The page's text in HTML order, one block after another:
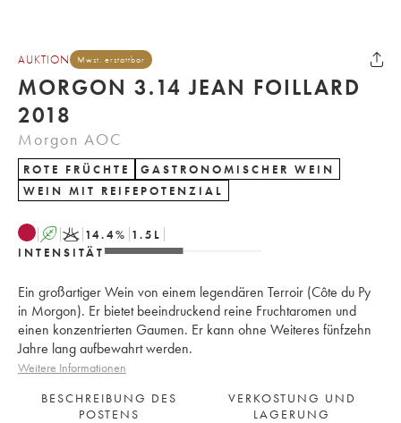
AUKTION Mwst. erstattbar
MORGON 3.14 JEAN FOILLARD
2018
Morgon AOC
ROTE FRÜCHTE
GASTRONOMISCHER WEIN
WEIN MIT REIFEPOTENZIAL
A K 14.4% 1.5 L
INTENSITÄT
Ein großartiger Wein von einem legendären Terroir (Côte du Py
in Morgon). Er bietet beeindruckend reine Fruchtaromen und
einen konzentrierten Gaumen. Er kann ohne Weiteres fünfzehn
Jahre lang aufbewahrt werden.
Weitere Informationen
BESCHREIBUNG DES
POSTENS
VERKOSTUNG UND
LAGERUNG